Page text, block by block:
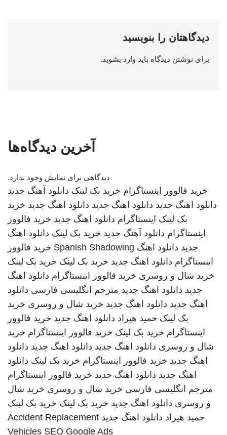
دیدگاهتان را بنویسید
برای نوشتن دیدگاه باید وارد بشوید.
آخرین دیدگاه‌ها
دیدگاهی برای نمایش وجود ندارد.
خرید فالوور اینستاگرام خرید بک لینک دانلود آهنگ جدید
دانلود اهنگ جدید دانلود اهنگ جدید دانلود اهنگ جدید خرید
بک لینک اینستاگرام دانلود اهنگ جدید خرید فالوور
اینستاگرام دانلود آهنگ جدید خرید بک لینک دانلود اهنگ
جدید دانلود اهنگ Spanish Shadowing خرید فالوور
اینستاگرام دانلود اهنگ جدید خرید بک لینک خرید بک لینک
خرید شال و روسری خرید فالوور اینستاگرام دانلود اهنگ
جدید دانلود اهنگ جدید مترجم انگلیسی فارسی دانلود
اهنگ جدید دانلود اهنگ جدید خرید شال و روسری خرید
بک لینک حمید هیراد دانلود اهنگ جدید خرید فالوور
اینستاگرام خرید بک لینک خرید فالوور اینستاگرام خرید
شال و روسری دانلود اهنگ جدید دانلود اهنگ جدید دانلود
اهنگ جدید خرید فالوور اینستاگرام خرید بک لینک دانلود
اهنگ جدید دانلود اهنگ جدید خرید فالوور اینستاگرام
مترجم انگلیسی فارسی خرید شال و روسری خرید شال
و روسری دانلود اهنگ جدید خرید بک لینک خرید بک لینک
حمید هیراد دانلود اهنگ جدید Accident Replacement
Vehicles SEO Google Ads